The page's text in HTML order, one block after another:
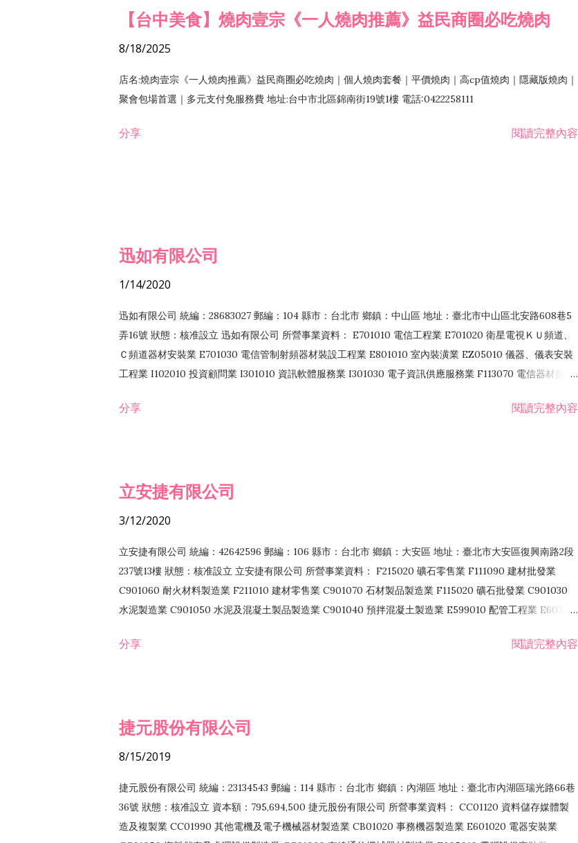
【台中美食】燒肉壹宗《一人燒肉推薦》益民商圈必吃燒肉
8/18/2025
店名:燒肉壹宗《一人燒肉推薦》益民商圈必吃燒肉｜個人燒肉套餐｜平價燒肉｜高cp值燒肉｜隱藏版燒肉｜
聚會包場首選｜多元支付免服務費 地址:台中市北區錦南街19號1樓 電話:0422258111
分享 閱讀完整內容
迅如有限公司
1/14/2020
迅如有限公司 統編：28683027 郵編：104 縣市：台北市 鄉鎮：中山區 地址：臺北市中山區北安路608巷5
弄16號 狀態：核准設立 迅如有限公司 所營事業資料： E701010 電信工程業 E701020 衛星電視ＫＵ頻道、
Ｃ頻道器材安裝業 E701030 電信管制射頻器材裝設工程業 E801010 室內裝潢業 EZ05010 儀器、儀表安裝
工程業 I102010 投資顧問業 I301010 資訊軟體服務業 I301030 電子資訊供應服務業 F113070 電信器材批發
務 F102030 菸酒批發業 F203020 菸酒零售業 F401171 酒類輸入業
分享 閱讀完整內容
立安捷有限公司
3/12/2020
立安捷有限公司 統編：42642596 郵編：106 縣市：台北市 鄉鎮：大安區 地址：臺北市大安區復興南路2段
237號13樓 狀態：核准設立 立安捷有限公司 所營事業資料： F215020 礦石零售業 F111090 建材批發業
C901060 耐火材料製造業 F211010 建材零售業 C901070 石材製品製造業 F115020 礦石批發業 C901030
水泥製造業 C901050 水泥及混凝土製品製造業 C901040 預拌混凝土製造業 E599010 配管工程業 E603110
EZ99990 其他工程業 F102170 食品什貨批發業 F106020 日常用品批發業 F108031 醫療器材批發業
分享 閱讀完整內容
捷元股份有限公司
8/15/2019
捷元股份有限公司 統編：23134543 郵編：114 縣市：台北市 鄉鎮：內湖區 地址：臺北市內湖區瑞光路66巷
36號 狀態：核准設立 資本額：795,694,500 捷元股份有限公司 所營事業資料： CC01120 資料儲存媒體製
造及複製業 CC01990 其他電機及電子機械器材製造業 CB01020 事務機器製造業 E601020 電器安裝業